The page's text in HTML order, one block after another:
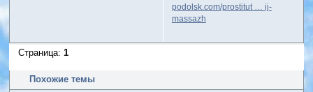
podolsk.com/prostitut … ij-
massazh
Страница:1
Похожие темы